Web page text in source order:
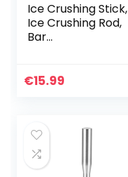
Ice Crushing Stick,
Ice Crushing Rod,
Bar
Lepel, 25cm
Muddler Mixing
Tool voor Thuis Bar
Gebruik
€15.99